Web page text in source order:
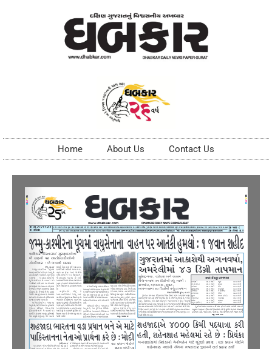
Home About Us Contact Us